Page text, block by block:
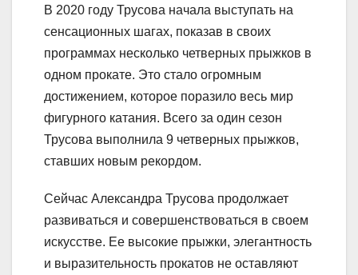
В 2020 году Трусова начала выступать на
сенсационных шагах, показав в своих
программах несколько четверных прыжков в
одном прокате. Это стало огромным
достижением, которое поразило весь мир
фигурного катания. Всего за один сезон
Трусова выполнила 9 четверных прыжков,
ставших новым рекордом.
Сейчас Александра Трусова продолжает
развиваться и совершенствоваться в своем
искусстве. Ее высокие прыжки, элегантность
и выразительность прокатов не оставляют